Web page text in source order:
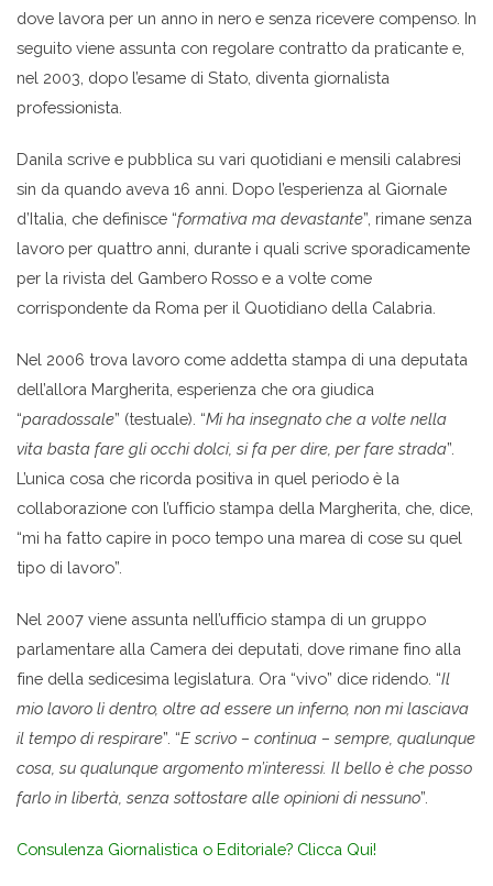
dove lavora per un anno in nero e senza ricevere compenso. In
seguito viene assunta con regolare contratto da praticante e,
nel 2003, dopo l’esame di Stato, diventa giornalista
professionista.
Danila scrive e pubblica su vari quotidiani e mensili calabresi
sin da quando aveva 16 anni. Dopo l’esperienza al Giornale
d’Italia, che definisce “formativa ma devastante”, rimane senza
lavoro per quattro anni, durante i quali scrive sporadicamente
per la rivista del Gambero Rosso e a volte come
corrispondente da Roma per il Quotidiano della Calabria.
Nel 2006 trova lavoro come addetta stampa di una deputata
dell’allora Margherita, esperienza che ora giudica
“paradossale” (testuale). “Mi ha insegnato che a volte nella
vita basta fare gli occhi dolci, si fa per dire, per fare strada”.
L’unica cosa che ricorda positiva in quel periodo è la
collaborazione con l’ufficio stampa della Margherita, che, dice,
“mi ha fatto capire in poco tempo una marea di cose su quel
tipo di lavoro”.
Nel 2007 viene assunta nell’ufficio stampa di un gruppo
parlamentare alla Camera dei deputati, dove rimane fino alla
fine della sedicesima legislatura. Ora “vivo” dice ridendo. “Il
mio lavoro lì dentro, oltre ad essere un inferno, non mi lasciava
il tempo di respirare”. “E scrivo – continua – sempre, qualunque
cosa, su qualunque argomento m’interessi. Il bello è che posso
farlo in libertà, senza sottostare alle opinioni di nessuno”.
Consulenza Giornalistica o Editoriale? Clicca Qui!